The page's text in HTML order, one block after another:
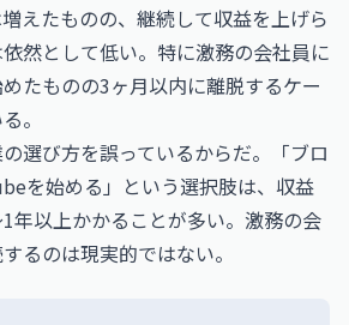
えたものの、継続して収益を上げら
然として低い。特に激務の会社員に
たものの3ヶ月以内に離脱するケー
。
選び方を誤っているからだ。「ブロ
を始める」という選択肢は、収益
年以上かかることが多い。激務の会
るのは現実的ではない。